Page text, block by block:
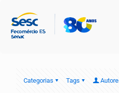
Categorias Tags